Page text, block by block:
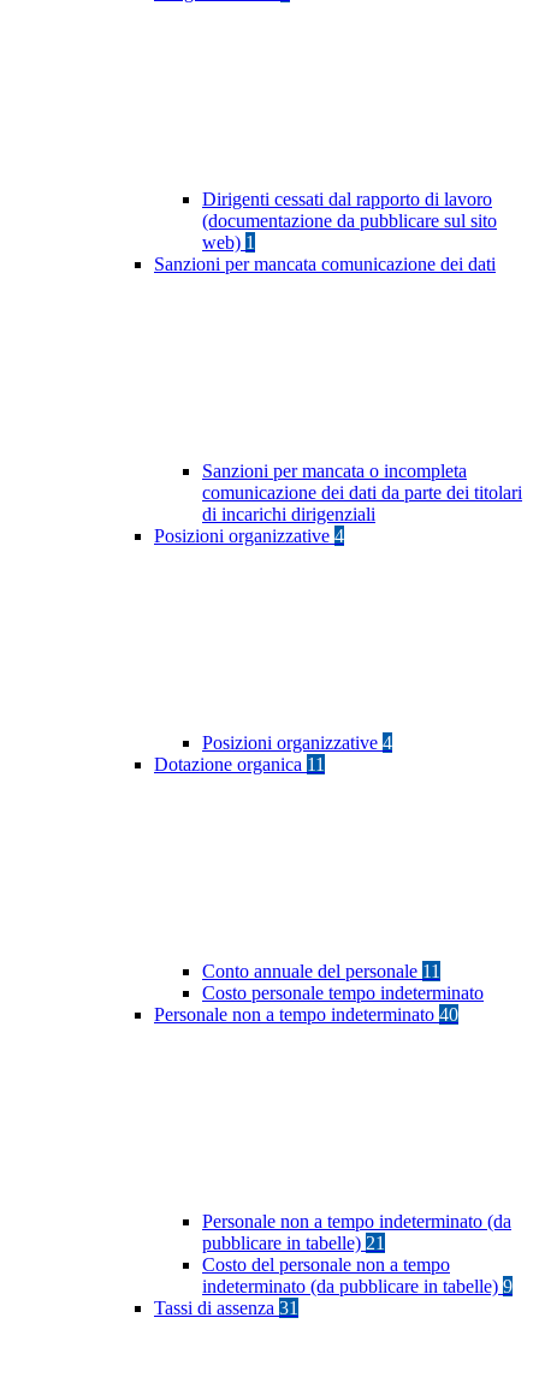
Dirigenti cessati dal rapporto di lavoro
(documentazione da pubblicare sul sito
web) 1
Sanzioni per mancata comunicazione dei dati
Sanzioni per mancata o incompleta
comunicazione dei dati da parte dei titolari
di incarichi dirigenziali
Posizioni organizzative 4
Posizioni organizzative 4
Dotazione organica 11
Conto annuale del personale 11
Costo personale tempo indeterminato
Personale non a tempo indeterminato 40
Personale non a tempo indeterminato (da
pubblicare in tabelle) 21
Costo del personale non a tempo
indeterminato (da pubblicare in tabelle) 9
Tassi di assenza 31